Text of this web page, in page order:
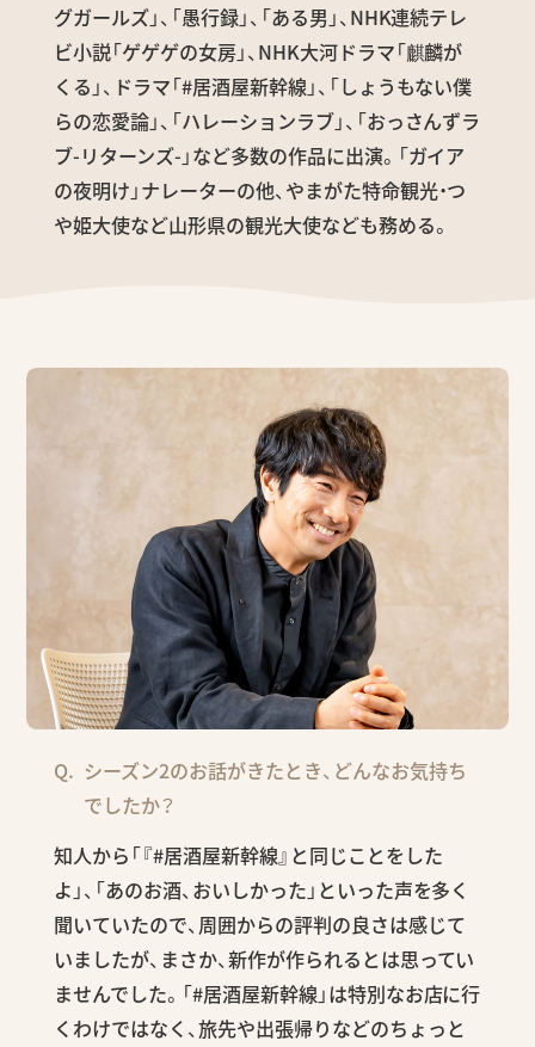
グガールズ」、「愚行録」、「ある男」、NHK連続テレ
ビ小説「ゲゲゲの女房」、NHK大河ドラマ「麒麟が
くる」、ドラマ「#居酒屋新幹線」、「しょうもない僕
らの恋愛論」、「ハレーションラブ」、「おっさんずラ
ブ-リターンズ-」など多数の作品に出演。「ガイア
の夜明け」ナレーターの他、やまがた特命観光・つ
や姫大使など山形県の観光大使なども務める。
シーズン2のお話がきたとき、どんなお気持ち
でしたか？
知人から「『#居酒屋新幹線』と同じことをした
よ」、「あのお酒、おいしかった」といった声を多く
聞いていたので、周囲からの評判の良さは感じて
いましたが、まさか、新作が作られるとは思ってい
ませんでした。「#居酒屋新幹線」は特別なお店に行
くわけではなく、旅先や出張帰りなどのちょっと